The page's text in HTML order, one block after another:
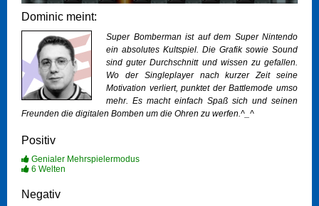
Dominic meint:
Super Bomberman ist auf dem Super Nintendo
ein absolutes Kultspiel. Die Grafik sowie Sound
sind guter Durchschnitt und wissen zu gefallen.
Wo der Singleplayer nach kurzer Zeit seine
Motivation verliert, punktet der Battlemode umso
mehr. Es macht einfach Spaß sich und seinen
Freunden die digitalen Bomben um die Ohren zu werfen.^_^
Positiv
Genialer Mehrspielermodus
6 Welten
Negativ